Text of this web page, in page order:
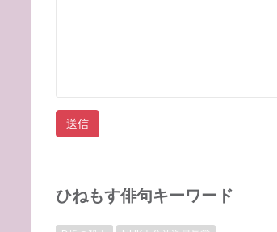
ひねもす俳句キーワード